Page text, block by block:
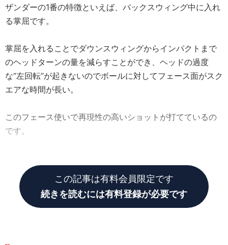
ザンダーの1番の特徴といえば、バックスウィング中に入れ
る掌屈です。
掌屈を入れることでダウンスウィングからインパクトまで
のヘッドターンの量を減らすことができ、ヘッドの過度
な“左回転”が起きないのでボールに対してフェース面がスク
エアな時間が長い。
このフェース使いで再現性の高いショットが打てているの
です。
この記事は有料会員限定です
続きを読むには有料登録が必要です